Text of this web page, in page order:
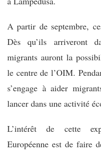
A partir de septembre,
Dès qu’ils arriveront
migrants auront la
le centre de l’OIM.
s’engage à aider
lancer dans une activité
L’intérêt de cette
Européenne est de faire